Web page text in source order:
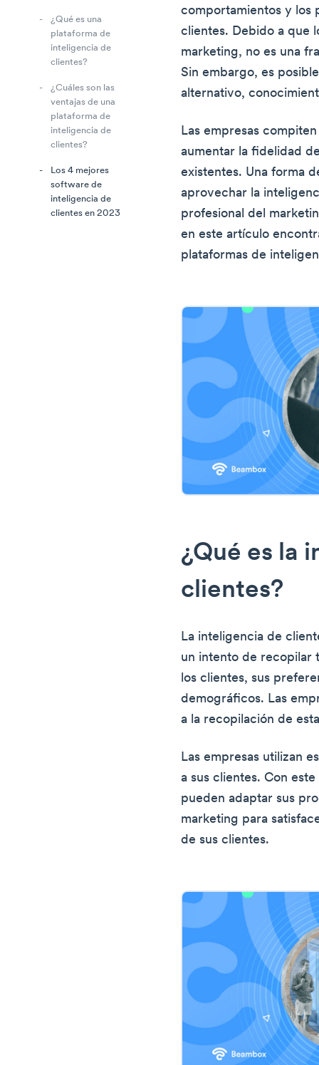
¿Qué es una
plataforma de
inteligencia de
clientes?
¿Cuáles son las
ventajas de una
plataforma de
inteligencia de
clientes?
Los 4 mejores
software de
inteligencia de
clientes en 2023
comportamientos y los
clientes. Debido a que
marketing, no es una
Sin embargo, es
alternativo,
Las empresas
aumentar la fidelidad
existentes. Una forma
aprovechar la
profesional del
en este artículo
plataformas de
¿Qué es la
clientes?
La inteligencia de
un intento de recopilar
los clientes, sus
demográficos. Las
a la recopilación de
Las empresas utilizan
a sus clientes. Con
pueden adaptar sus
marketing para
de sus clientes.